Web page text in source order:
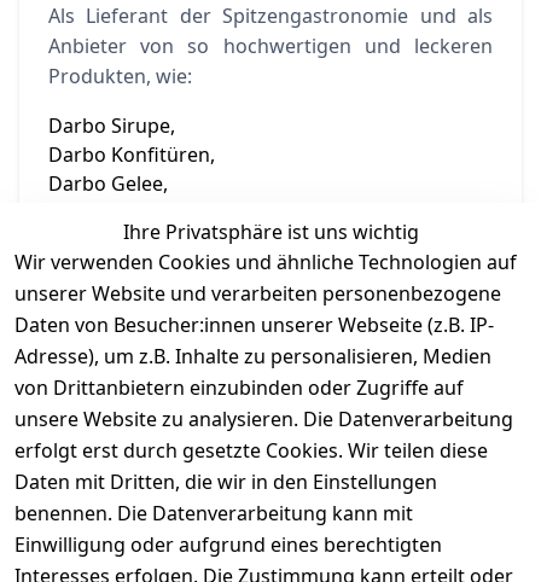
Als Lieferant der Spitzengastronomie und als
Anbieter von so hochwertigen und leckeren
Produkten, wie:
Darbo Sirupe,
Darbo Konfitüren,
Darbo Gelee,
Darbo Honig
ist das Unternehmen seit vielen Jahren
erfolgreich und beliebt.
Ihre Privatsphäre ist uns wichtig
Wir verwenden Cookies und ähnliche Technologien auf
unserer Website und verarbeiten personenbezogene
Daten von Besucher:innen unserer Webseite (z.B. IP-
Adresse), um z.B. Inhalte zu personalisieren, Medien
von Drittanbietern einzubinden oder Zugriffe auf
unsere Website zu analysieren. Die Datenverarbeitung
erfolgt erst durch gesetzte Cookies. Wir teilen diese
Daten mit Dritten, die wir in den Einstellungen
benennen. Die Datenverarbeitung kann mit
Einwilligung oder aufgrund eines berechtigten
Interesses erfolgen. Die Zustimmung kann erteilt oder
Informationen
Mein Konto